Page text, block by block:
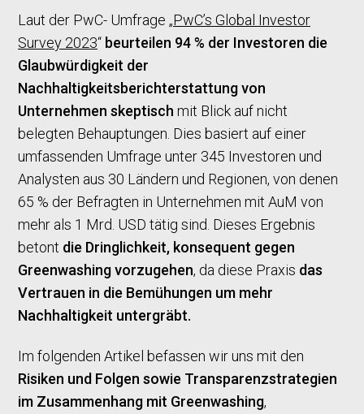
Laut der PwC- Umfrage „PwC’s Global Investor
Survey 2023“ beurteilen 94 % der Investoren die
Glaubwürdigkeit der
Nachhaltigkeitsberichterstattung von
Unternehmen skeptisch mit Blick auf nicht
belegten Behauptungen. Dies basiert auf einer
umfassenden Umfrage unter 345 Investoren und
Analysten aus 30 Ländern und Regionen, von denen
65 % der Befragten in Unternehmen mit AuM von
mehr als 1 Mrd. USD tätig sind. Dieses Ergebnis
betont die Dringlichkeit, konsequent gegen
Greenwashing vorzugehen, da diese Praxis das
Vertrauen in die Bemühungen um mehr
Nachhaltigkeit untergräbt.
Im folgenden Artikel befassen wir uns mit den
Risiken und Folgen sowie Transparenzstrategien
im Zusammenhang mit Greenwashing,